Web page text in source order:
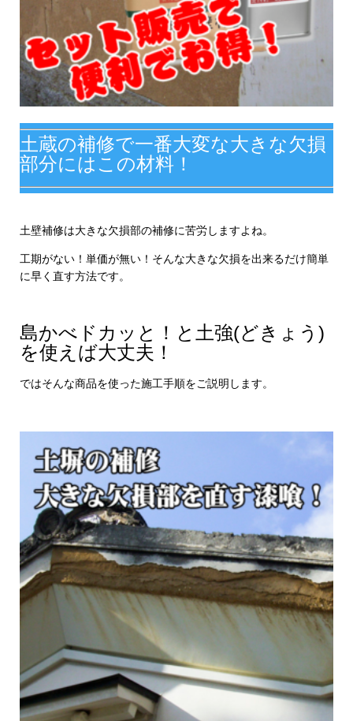
土蔵の補修で一番大変な大きな欠損
部分にはこの材料！
土壁補修は大きな欠損部の補修に苦労しますよね。
工期がない！単価が無い！そんな大きな欠損を出来るだけ簡単
に早く直す方法です。
島かべドカッと！と土強(どきょう)
を使えば大丈夫！
ではそんな商品を使った施工手順をご説明します。